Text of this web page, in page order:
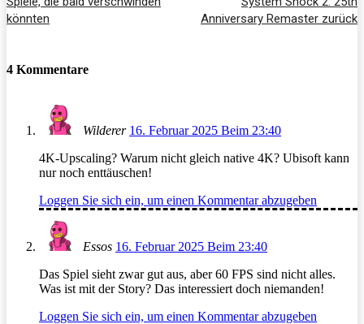
könnten
Anniversary Remaster zurück
4 Kommentare
Wilderer 16. Februar 2025 Beim 23:40
4K-Upscaling? Warum nicht gleich native 4K? Ubisoft kann
nur noch enttäuschen!
Loggen Sie sich ein, um einen Kommentar abzugeben
Essos 16. Februar 2025 Beim 23:40
Das Spiel sieht zwar gut aus, aber 60 FPS sind nicht alles.
Was ist mit der Story? Das interessiert doch niemanden!
Loggen Sie sich ein, um einen Kommentar abzugeben